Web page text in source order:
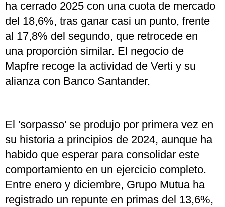
ha cerrado 2025 con una cuota de mercado
del 18,6%, tras ganar casi un punto, frente
al 17,8% del segundo, que retrocede en
una proporción similar. El negocio de
Mapfre recoge la actividad de Verti y su
alianza con Banco Santander.
El 'sorpasso' se produjo por primera vez en
su historia a principios de 2024, aunque ha
habido que esperar para consolidar este
comportamiento en un ejercicio completo.
Entre enero y diciembre, Grupo Mutua ha
registrado un repunte en primas del 13,6%,